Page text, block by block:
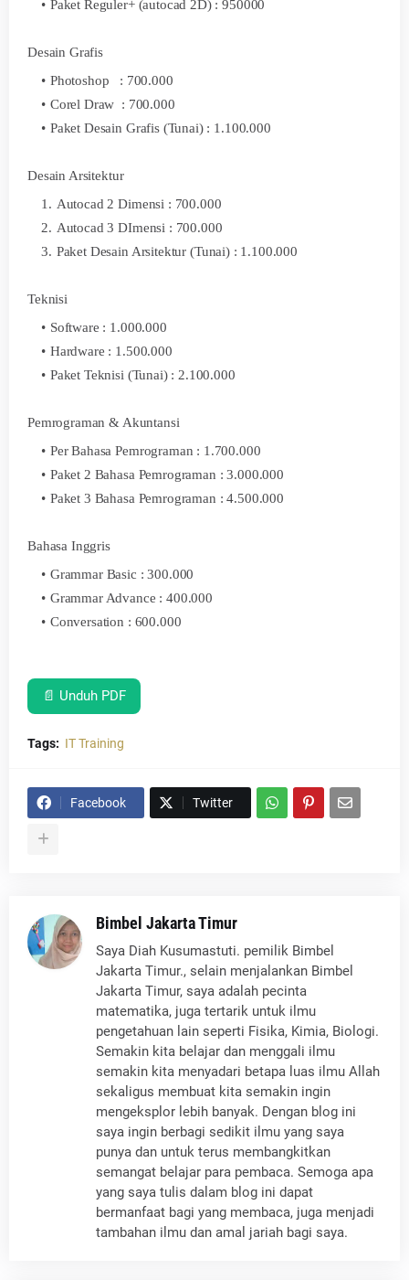
Paket Reguler+ (autocad 2D) : 950000
Desain Grafis
Photoshop : 700.000
Corel Draw : 700.000
Paket Desain Grafis (Tunai) : 1.100.000
Desain Arsitektur
Autocad 2 Dimensi : 700.000
Autocad 3 DImensi : 700.000
Paket Desain Arsitektur (Tunai) : 1.100.000
Teknisi
Software : 1.000.000
Hardware : 1.500.000
Paket Teknisi (Tunai) : 2.100.000
Pemrograman & Akuntansi
Per Bahasa Pemrograman : 1.700.000
Paket 2 Bahasa Pemrograman : 3.000.000
Paket 3 Bahasa Pemrograman : 4.500.000
Bahasa Inggris
Grammar Basic : 300.000
Grammar Advance : 400.000
Conversation : 600.000
📄 Unduh PDF
Tags: IT Training
Facebook Twitter
Bimbel Jakarta Timur
Saya Diah Kusumastuti. pemilik Bimbel
Jakarta Timur., selain menjalankan Bimbel
Jakarta Timur, saya adalah pecinta
matematika, juga tertarik untuk ilmu
pengetahuan lain seperti Fisika, Kimia, Biologi.
Semakin kita belajar dan menggali ilmu
semakin kita menyadari betapa luas ilmu Allah
sekaligus membuat kita semakin ingin
mengeksplor lebih banyak. Dengan blog ini
saya ingin berbagi sedikit ilmu yang saya
punya dan untuk terus membangkitkan
semangat belajar para pembaca. Semoga apa
yang saya tulis dalam blog ini dapat
bermanfaat bagi yang membaca, juga menjadi
tambahan ilmu dan amal jariah bagi saya.